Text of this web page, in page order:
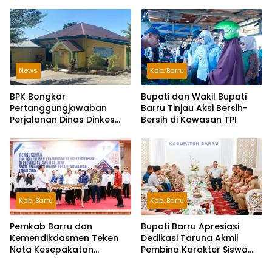
News
BPK Bongkar
Pertanggungjawaban
Perjalanan Dinas Dinkes
Tanpa Bukti Pengeluaran
Riil
Kab. Barru
Bupati dan Wakil Bupati
Barru Tinjau Aksi Bersih-
Bersih di Kawasan TPI
Kab. Barru
Pemkab Barru dan
Kemendikdasmen Teken
Nota Kesepakatan
Kab. Barru
Bupati Barru Apresiasi
Dedikasi Taruna Akmil
Pembina Karakter Siswa